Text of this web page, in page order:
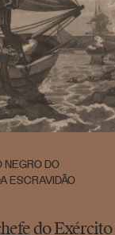
NEGRO DO
ESCRAVIDÃO
do Exército